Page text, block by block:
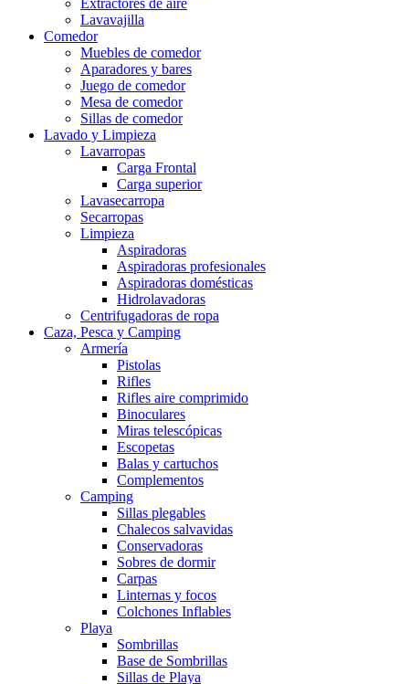
Extractores de aire
Lavavajilla
Comedor
Muebles de comedor
Aparadores y bares
Juego de comedor
Mesa de comedor
Sillas de comedor
Lavado y Limpieza
Lavarropas
Carga Frontal
Carga superior
Lavasecarropa
Secarropas
Limpieza
Aspiradoras
Aspiradoras profesionales
Aspiradoras domésticas
Hidrolavadoras
Centrifugadoras de ropa
Caza, Pesca y Camping
Armería
Pistolas
Rifles
Rifles aire comprimido
Binoculares
Miras telescópicas
Escopetas
Balas y cartuchos
Complementos
Camping
Sillas plegables
Chalecos salvavidas
Conservadoras
Sobres de dormir
Carpas
Linternas y focos
Colchones Inflables
Playa
Sombrillas
Base de Sombrillas
Sillas de Playa